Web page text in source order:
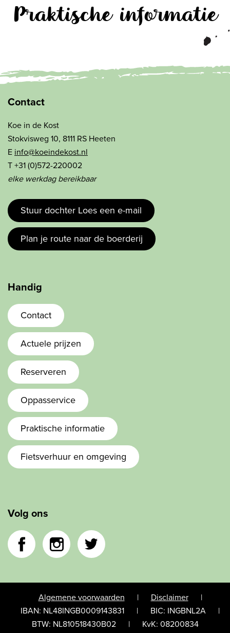
Praktische informatie
Contact
Koe in de Kost
Stokvisweg 10, 8111 RS Heeten
E info@koeindekost.nl
T +31 (0)572-220002
elke werkdag bereikbaar
Stuur dochter Loes een e-mail
Plan je route naar de boerderij
Handig
Contact
Actuele prijzen
Reserveren
Oppasservice
Praktische informatie
Fietsverhuur en omgeving
Volg ons
FacebookInstagram
Algemene voorwaarden | Disclaimer
|
IBAN: NL48INGB0009143831
| BIC: INGBNL2A
|
BTW: NL810518430B02
| KvK: 08200834